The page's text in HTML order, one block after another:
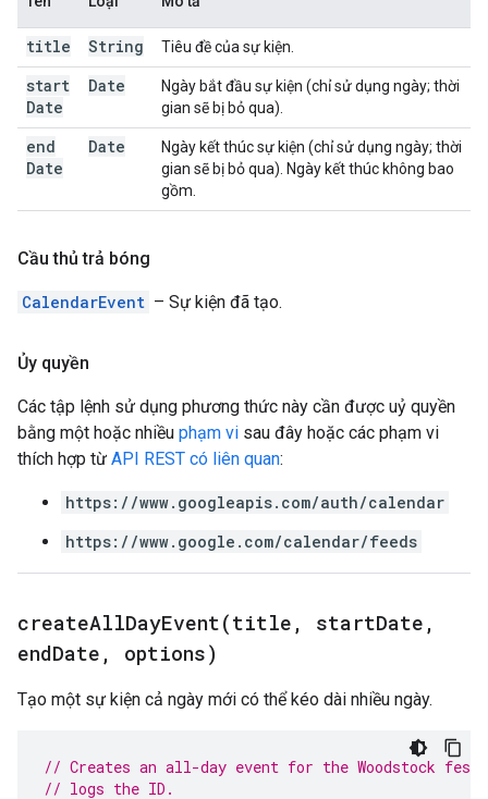
title String Tiêu đề của sự kiện.
start
Date
Date
Ngày bắt đầu sự kiện (chỉ sử dụng ngày; thời
gian sẽ bị bỏ qua).
end
Date
Date
Ngày kết thúc sự kiện (chỉ sử dụng ngày; thời
gian sẽ bị bỏ qua). Ngày kết thúc không bao
gồm.
Cầu thủ trả bóng
CalendarEvent – Sự kiện đã tạo.
Ủy quyền
Các tập lệnh sử dụng phương thức này cần được uỷ quyền
bằng một hoặc nhiều phạm vi sau đây hoặc các phạm vi
thích hợp từ API REST có liên quan:
https://www.googleapis.com/auth/calendar
https://www.google.com/calendar/feeds
createAllDayEvent(title , startDate ,
endDate , options)
Tạo một sự kiện cả ngày mới có thể kéo dài nhiều ngày.
// Creates an all-day event for the Woodstock
// logs the ID.